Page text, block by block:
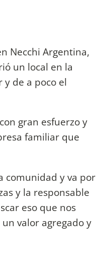
Necchi Argentina,
un local en la
de a poco el
gran esfuerzo y
familiar que
comunidad y va por
y la responsable
eso que nos
valor agregado y